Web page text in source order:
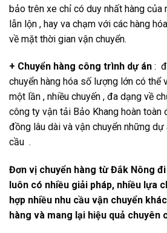
bảo trên xe chỉ có duy nhất hàng của
lẫn lộn , hay va chạm với các hàng
về mặt thời gian vận chuyển.
+ Chuyển hàng công trình dự án :
chuyển hàng hóa số lượng lớn có thể
một lần , nhiều chuyến , đa dạng về
công ty vận tải Bảo Khang hoàn
đồng lâu dài và vận chuyển những
cầu .
Đơn vị chuyển hàng từ Đắk Nông
luôn có nhiều giải pháp, nhiều lựa
hợp nhiều nhu cầu vận chuyển
hàng và mang lại hiệu quả chuyên